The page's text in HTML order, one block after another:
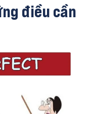
điều cần